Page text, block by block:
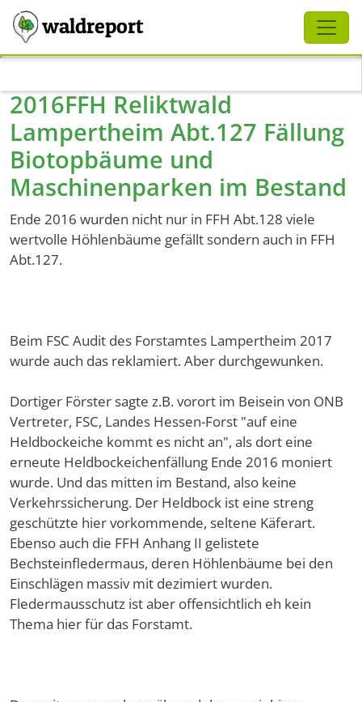
waldreport
2016FFH Reliktwald
Lampertheim Abt.127 Fällung
Biotopbäume und
Maschinenparken im Bestand
Ende 2016 wurden nicht nur in FFH Abt.128 viele
wertvolle Höhlenbäume gefällt sondern auch in FFH
Abt.127.
Beim FSC Audit des Forstamtes Lampertheim 2017
wurde auch das reklamiert. Aber durchgewunken.
Dortiger Förster sagte z.B. vorort im Beisein von ONB
Vertreter, FSC, Landes Hessen-Forst "auf eine
Heldbockeiche kommt es nicht an", als dort eine
erneute Heldbockeichenfällung Ende 2016 moniert
wurde. Und das mitten im Bestand, also keine
Verkehrssicherung. Der Heldbock ist eine streng
geschützte hier vorkommende, seltene Käferart.
Ebenso auch die FFH Anhang II gelistete
Bechsteinfledermaus, deren Höhlenbäume bei den
Einschlägen massiv mit dezimiert wurden.
Fledermausschutz ist aber offensichtlich eh kein
Thema hier für das Forstamt.
Schliessen